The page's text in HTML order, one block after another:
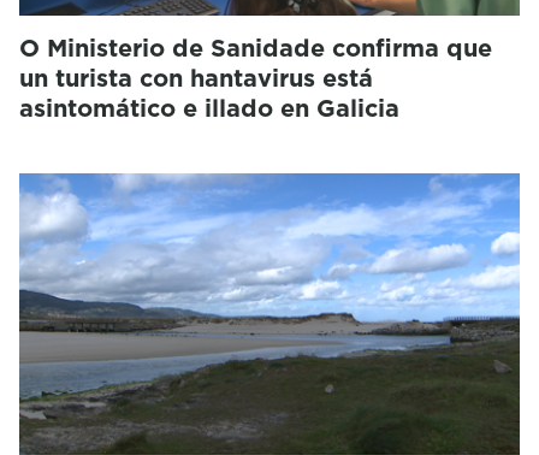
O Ministerio de Sanidade confirma que
un turista con hantavirus está
asintomático e illado en Galicia